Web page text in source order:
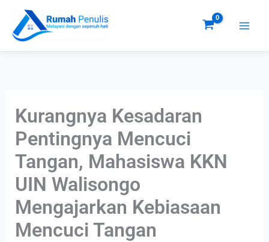
content
Kurangnya Kesadaran
Pentingnya Mencuci
Tangan, Mahasiswa KKN
UIN Walisongo
Mengajarkan Kebiasaan
Mencuci Tangan